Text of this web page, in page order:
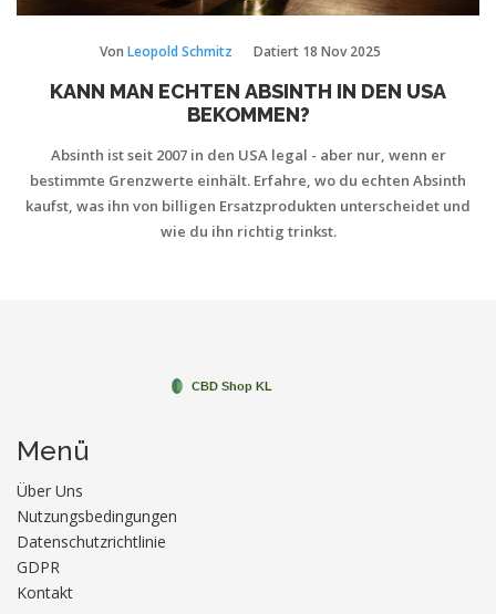
Von Leopold Schmitz Datiert 18 Nov 2025
KANN MAN ECHTEN ABSINTH IN DEN USA
BEKOMMEN?
Absinth ist seit 2007 in den USA legal - aber nur, wenn er
bestimmte Grenzwerte einhält. Erfahre, wo du echten Absinth
kaufst, was ihn von billigen Ersatzprodukten unterscheidet und
wie du ihn richtig trinkst.
Menü
Über Uns
Nutzungsbedingungen
Datenschutzrichtlinie
GDPR
Kontakt